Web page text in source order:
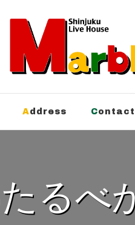
Address Contact
たる